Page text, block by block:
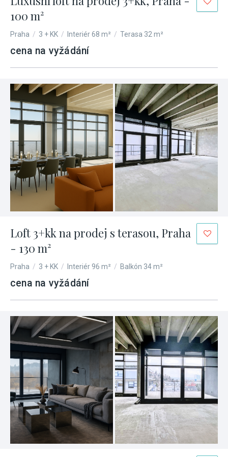
100 m²
Praha / 3 + KK / Interiér 68 m² / Terasa 32 m²
cena na vyžádání
Loft 3+kk na prodej s terasou, Praha
- 130 m²
Praha / 3 + KK / Interiér 96 m² / Balkón 34 m²
cena na vyžádání